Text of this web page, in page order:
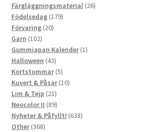
produkter
Färgläggningsmaterial 2626
Födelsedag 179179
Förvaring 2020
Garn 102102
produkter
Gummiapan Kalender 11
Halloween 4343
produkter
Kortstommar 55
produkter
Kuvert & Påsar 1010
Lim & Tejp 2121
produkter
Neocolor II 8989
produkter
Nyheter & Påfyllt! 638638
Other 368368